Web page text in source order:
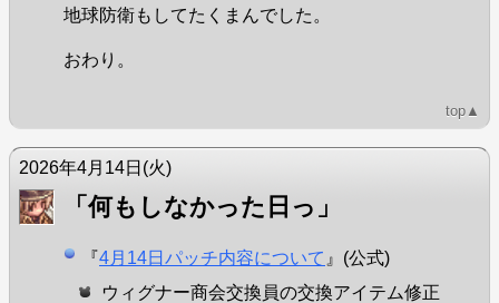
地球防衛もしてたくまんでした。
おわり。
top▲
2026年4月14日 (火)
「何もしなかった日っ」
『4月14日パッチ内容について 』(公式)
ウィグナー商会交換員の交換アイテム修正